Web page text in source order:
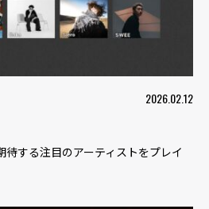
2026.02.12
する注目のアーティストをプレイ